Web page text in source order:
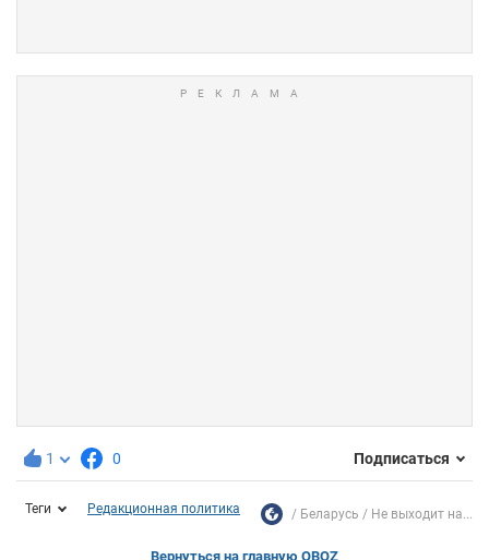
1 0 Подписаться
Теги Редакционная политика Беларусь Не выходит на...
Вернуться на главную OBOZ